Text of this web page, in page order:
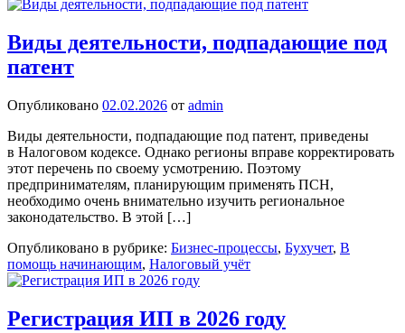
Виды деятельности, подпадающие под
патент
Опубликовано 02.02.2026 от admin
Виды деятельности, подпадающие под патент, приведены
в Налоговом кодексе. Однако регионы вправе корректировать
этот перечень по своему усмотрению. Поэтому
предпринимателям, планирующим применять ПСН,
необходимо очень внимательно изучить региональное
законодательство. В этой […]
Опубликовано в рубрике: Бизнес-процессы, Бухучет, В
помощь начинающим, Налоговый учёт
Регистрация ИП в 2026 году